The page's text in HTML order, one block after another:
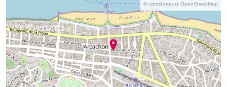
© contributeurs OpenStreetMap